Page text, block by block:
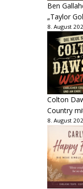
Ben
„Taylor
8. August
Colton
Country
8. August